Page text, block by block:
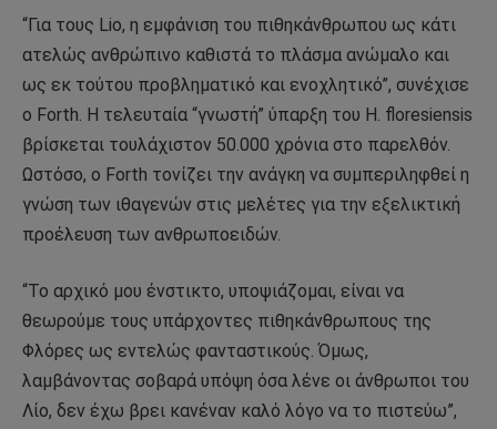
“Για τους Lio, η εμφάνιση του πιθηκάνθρωπου ως κάτι
ατελώς ανθρώπινο καθιστά το πλάσμα ανώμαλο και
ως εκ τούτου προβληματικό και ενοχλητικό”, συνέχισε
ο Forth. Η τελευταία “γνωστή” ύπαρξη του H. floresiensis
βρίσκεται τουλάχιστον 50.000 χρόνια στο παρελθόν.
Ωστόσο, ο Forth τονίζει την ανάγκη να συμπεριληφθεί η
γνώση των ιθαγενών στις μελέτες για την εξελικτική
προέλευση των ανθρωποειδών.
“Το αρχικό μου ένστικτο, υποψιάζομαι, είναι να
θεωρούμε τους υπάρχοντες πιθηκάνθρωπους της
Φλόρες ως εντελώς φανταστικούς. Όμως,
λαμβάνοντας σοβαρά υπόψη όσα λένε οι άνθρωποι του
Λίο, δεν έχω βρει κανέναν καλό λόγο να το πιστεύω”,